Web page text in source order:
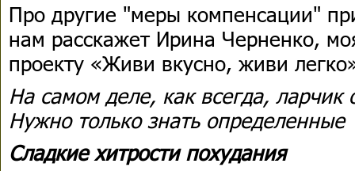
Про другие "меры компенсации"
нам расскажет Ирина Черненко,
проекту «Живи вкусно, живи
На самом деле, как всегда, ларчик
Нужно только знать определенные
Сладкие хитрости похудания